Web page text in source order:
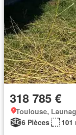
318 785 €
Toulouse,
6 Pièces
101